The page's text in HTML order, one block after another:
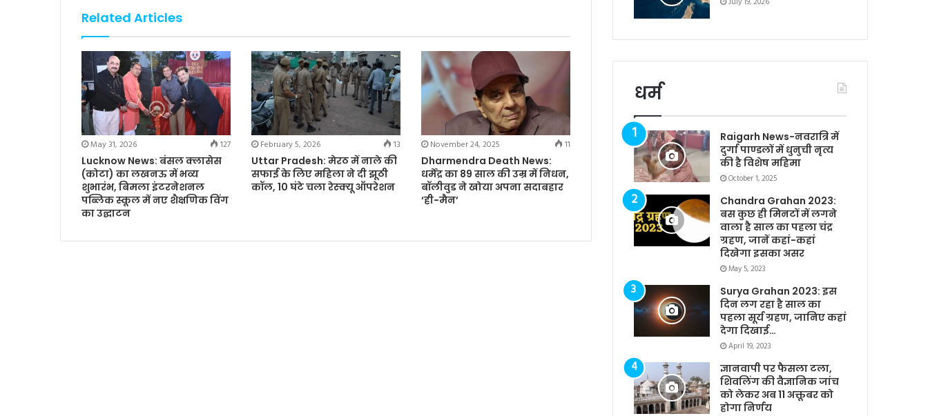
Related Articles
May 31, 2026
127
Lucknow News: बंसल क्लासेस
(कोटा) का लखनऊ में भव्य
शुभारंभ, बिमला इंटरनेशनल
पब्लिक स्कूल में नए शैक्षणिक विंग
का उद्घाटन
February 5, 2026
13
Uttar Pradesh: मेरठ में नाले की
सफाई के लिए महिला ने दी झूठी
कॉल, 10 घंटे चला रेस्क्यू ऑपरेशन
November 24, 2025
11
Dharmendra Death News:
धर्मेंद्र का 89 साल की उम्र में निधन,
बॉलीवुड ने खोया अपना सदाबहार
‘ही-मैन’
धर्म
Raigarh News-नवरात्रि में
दुर्गा पाण्डलों में धुनुची नृत्य
की है विशेष महिमा
October 1, 2025
Chandra Grahan 2023:
बस कुछ ही मिनटों में लगने
वाला है साल का पहला चंद्र
ग्रहण, जानें कहां-कहां
दिखेगा इसका असर
May 5, 2023
Surya Grahan 2023: इस
दिन लग रहा है साल का
पहला सूर्य ग्रहण, जानिए कहां
देगा दिखाई…
April 19, 2023
ज्ञानवापी पर फैसला टला,
शिवलिंग की वैज्ञानिक जांच
को लेकर अब 11 अक्तूबर को
होगा निर्णय